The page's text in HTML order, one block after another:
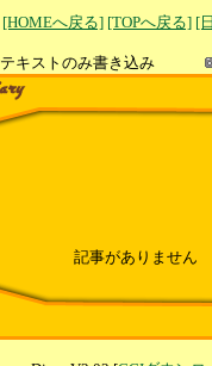
[HOMEへ戻る] [TOPへ戻る] [
テキストのみ書き込み
記事がありません